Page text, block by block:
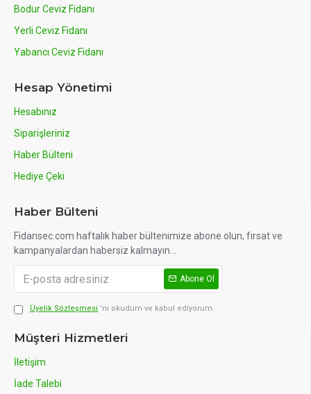
Bodur Ceviz Fidanı
Yerli Ceviz Fidanı
Yabancı Ceviz Fidanı
Hesap Yönetimi
Hesabınız
Siparişleriniz
Haber Bülteni
Hediye Çeki
Haber Bülteni
Fidansec.com haftalık haber bültenimize abone olun, fırsat ve
kampanyalardan habersiz kalmayın...
Abone Ol
Üyelik Sözleşmesi 'ni okudum ve kabul ediyorum.
Müşteri Hizmetleri
İletişim
İade Talebi